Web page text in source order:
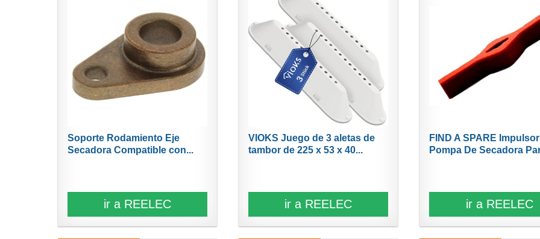
Soporte Rodamiento Eje
Secadora Compatible con...
ir a REELEC
VIOKS Juego de 3 aletas de
tambor de 225 x 53 x 40...
ir a REELEC
FIND A SPARE
Pompa De Secadora
ir a REELEC